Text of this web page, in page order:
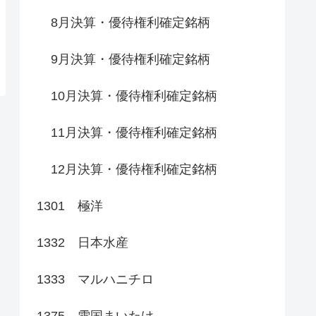
8月決算・優待権利確定銘柄
9月決算・優待権利確定銘柄
10月決算・優待権利確定銘柄
11月決算・優待権利確定銘柄
12月決算・優待権利確定銘柄
1301 極洋
1332 日本水産
1333 マルハニチロ